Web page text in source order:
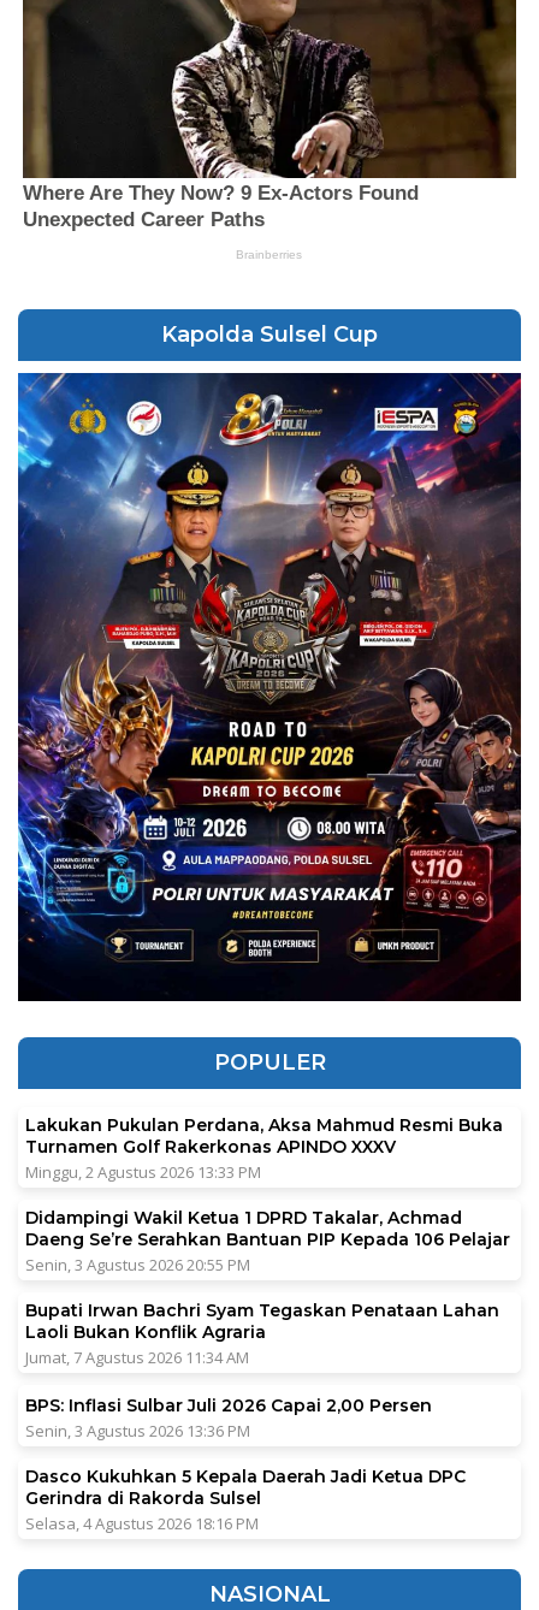
Kapolda Sulsel Cup
POPULER
Lakukan Pukulan Perdana, Aksa Mahmud Resmi Buka
Turnamen Golf Rakerkonas APINDO XXXV
Minggu, 2 Agustus 2026 13:33 PM
Didampingi Wakil Ketua 1 DPRD Takalar, Achmad
Daeng Se’re Serahkan Bantuan PIP Kepada 106 Pelajar
Senin, 3 Agustus 2026 20:55 PM
Bupati Irwan Bachri Syam Tegaskan Penataan Lahan
Laoli Bukan Konflik Agraria
Jumat, 7 Agustus 2026 11:34 AM
BPS: Inflasi Sulbar Juli 2026 Capai 2,00 Persen
Senin, 3 Agustus 2026 13:36 PM
Dasco Kukuhkan 5 Kepala Daerah Jadi Ketua DPC
Gerindra di Rakorda Sulsel
Selasa, 4 Agustus 2026 18:16 PM
NASIONAL